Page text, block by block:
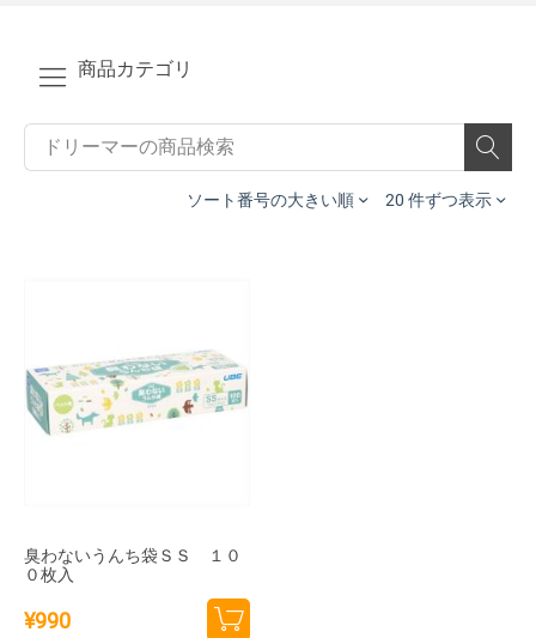
商品カテゴリ
ソート番号の大きい順 20 件ずつ表示
臭わないうんち袋ＳＳ １０
０枚入
¥990